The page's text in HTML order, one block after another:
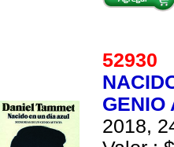
52930
GENIO
2018,